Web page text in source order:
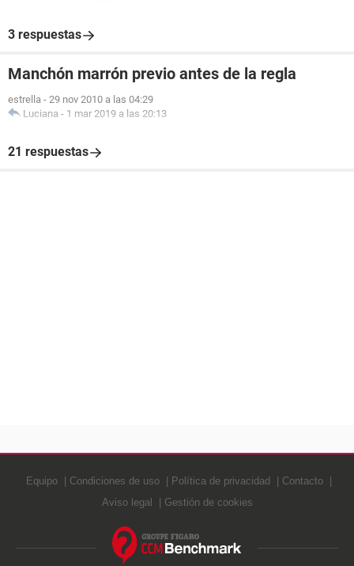
3 respuestas
Manchón marrón previo antes de la regla
estrella - 29 nov 2010 a las 04:29
Luciana - 1 mar 2019 a las 20:13
21 respuestas
Equipo Condiciones de uso Política de privacidad
Contacto
Aviso legal
Gestión de cookies